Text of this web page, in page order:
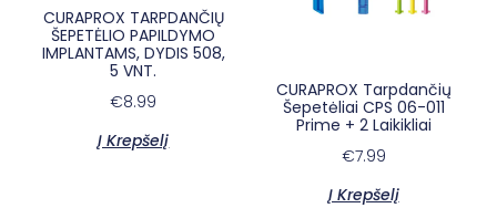
CURAPROX TARPDANČIŲ
ŠEPETĖLIO PAPILDYMO
IMPLANTAMS, DYDIS 508,
5 VNT.
€8.99
Į Krepšelį
CURAPROX Tarpdančių
Šepetėliai CPS 06-011
Prime + 2 Laikikliai
€7.99
Į Krepšelį
E-sypsena DI odontologas